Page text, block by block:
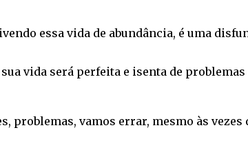
essa vida de abundância, é uma
vida será perfeita e isenta de
problemas, vamos errar, mesmo às vezes